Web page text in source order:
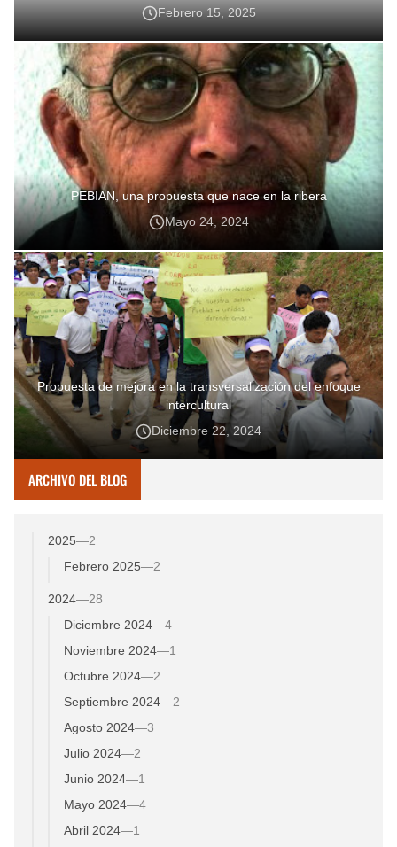
Febrero 15, 2025
PEBIAN, una propuesta que nace en la ribera
Mayo 24, 2024
Propuesta de mejora en la transversalización del enfoque
intercultural
Diciembre 22, 2024
ARCHIVO DEL BLOG
2025—2
Febrero 2025—2
2024—28
Diciembre 2024—4
Noviembre 2024—1
Octubre 2024—2
Septiembre 2024—2
Agosto 2024—3
Julio 2024—2
Junio 2024—1
Mayo 2024—4
Abril 2024—1